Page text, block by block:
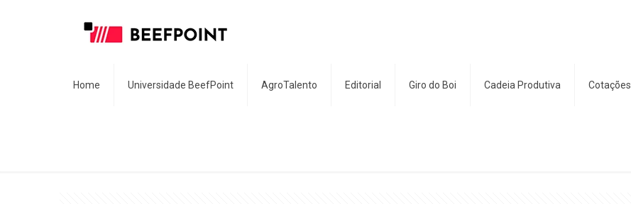
Home Universidade BeefPoint AgroTalento Editorial Giro do Boi Cadeia Produtiva Cotações